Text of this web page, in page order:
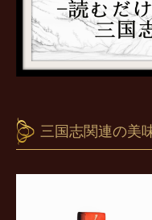
三国志関連の美